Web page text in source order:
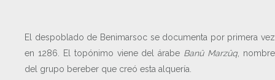
El despoblado de Benimarsoc se documenta por primera vez
en 1286. El topónimo viene del árabe Banû Marzûq, nombre
del grupo bereber que creó esta alquería.